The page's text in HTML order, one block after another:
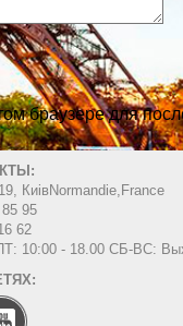
браузере для
КиівNormandie,France
95
62
10:00 - 18.00 СБ-ВС: